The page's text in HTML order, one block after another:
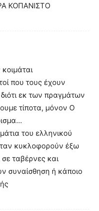
ΚΟΠΑΝΙΣΤΟ
που τους έχουν
εκ των πραγμάτων
τίποτα, μόνον Ο
του ελληνικού
κυκλοφορούν έξω
ταβέρνες και
συναίσθηση ή κάποιο